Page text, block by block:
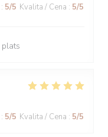
: 5/5 Kvalita / Cena : 5/5
: 5/5 Kvalita / Cena : 5/5